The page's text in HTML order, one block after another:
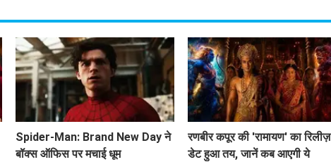
Spider-Man: Brand New Day ने
बॉक्स ऑफिस पर मचाई धूम
रणबीर कपूर की 'रामायण' का रिलीज़
डेट हुआ तय, जानें कब आएगी ये